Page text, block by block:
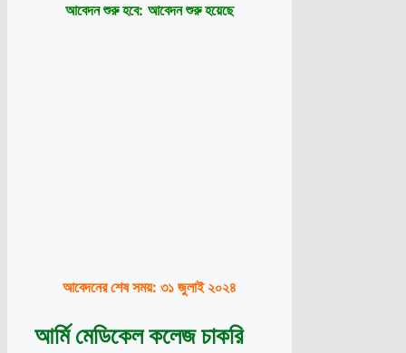
আবেদন শুরু হবে: আবেদন শুরু হয়েছে
আবেদনের শেষ সময়: ৩১ জুলাই ২০২৪
আর্মি মেডিকেল কলেজ চাকরি